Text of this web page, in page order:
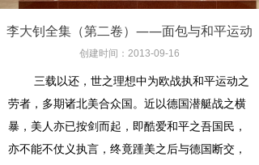
李大钊全集（第二卷）——面包与和平运动
创建时间： 2013-09-16
三载以还，世之理想中为欧战执和平运动之
劳者，多期诸北美合众国。近以德国潜艇战之横
暴，美人亦已按剑而起，即酷爱和平之吾国民，
亦不能不仗义执言，终竟踵美之后与德国断交，